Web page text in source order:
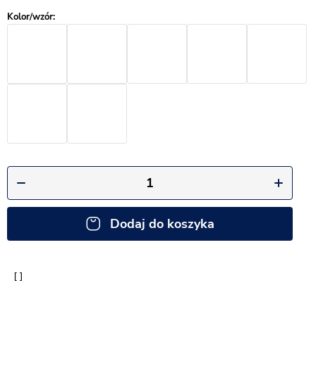
Dodaj do koszyka